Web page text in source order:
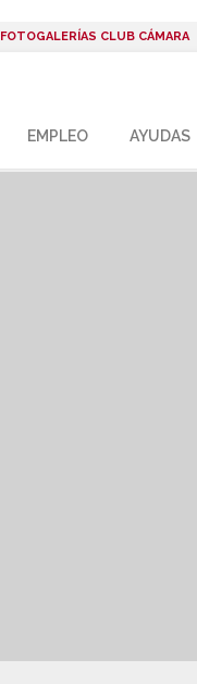
FOTOGALERÍAS CLUB CÁMARA
EMPLEO AYUDAS